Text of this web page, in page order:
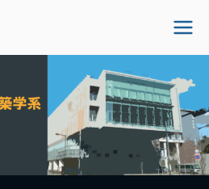
理工学部建
サイト